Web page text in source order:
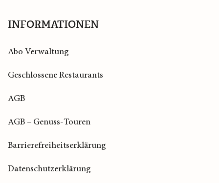
INFORMATIONEN
Abo Verwaltung
Geschlossene Restaurants
AGB
AGB – Genuss-Touren
Barrierefreiheitserklärung
Datenschutzerklärung